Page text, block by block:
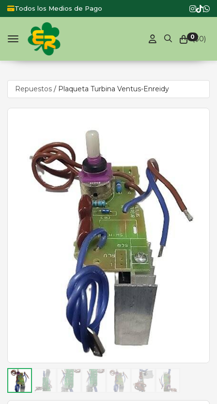
Todos los Medios de Pago
0($0)
Toggle navigation
Repuestos / Plaqueta Turbina Ventus-Enreidy